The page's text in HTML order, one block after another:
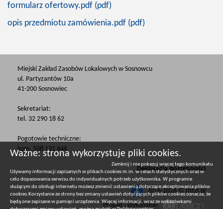
formularz ofertowy.pdf (pdf)
opis przedmiotu zamówienia.pdf (pdf)
Miejski Zakład Zasobów Lokalowych w Sosnowcu
ul. Partyzantów 10a
41-200 Sosnowiec
Sekretariat:
tel. 32 290 18 62
Pogotowie techniczne:
kom. 508 131 446
Deklaracja dostępności
2016-2026 © mzzl.pl
Projekt i wykonanie:
Ważne: strona wykorzystuje pliki cookies.
Zamknij i nie pokazuj więcej tego komunikatu
Używamy informacji zapisanych w plikach cookies m.in. w celach statystycznych oraz w
celu dopasowania serwisu do indywidualnych potrzeb użytkownika. W programie
służącym do obsługi internetu możesz zmienić ustawienia dotyczące akceptowania plików
cookies.Korzystanie ze strony bez zmiany ustawień dotyczących plików cookies oznacza, że
będą one zapisane w pamięci urządzenia. Więcej informacji, wraz ze wskazówkami